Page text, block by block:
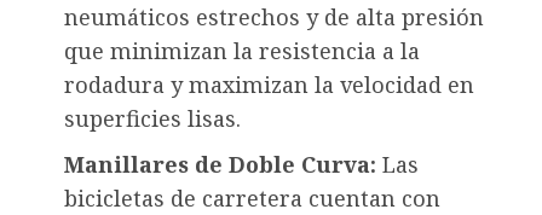
neumáticos estrechos y de alta presión
que minimizan la resistencia a la
rodadura y maximizan la velocidad en
superficies lisas.
Manillares de Doble Curva: Las
bicicletas de carretera cuentan con